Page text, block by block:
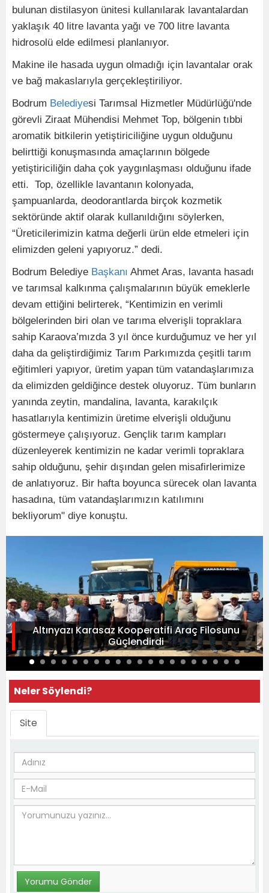
bulunan distilasyon ünitesi kullanılarak lavantalardan
yaklaşık 40 litre lavanta yağı ve 700 litre lavanta
hidrosolü elde edilmesi planlanıyor.
Makine ile hasada uygun olmadığı için lavantalar orak
ve bağ makaslarıyla gerçekleştiriliyor.
Bodrum Belediyesi Tarımsal Hizmetler Müdürlüğü'nde
görevli Ziraat Mühendisi Mehmet Top, bölgenin tıbbi
aromatik bitkilerin yetiştiriciliğine uygun olduğunu
belirttiği konuşmasında amaçlarının bölgede
yetiştiriciliğin daha çok yaygınlaşması olduğunu ifade
etti. Top, özellikle lavantanın kolonyada,
şampuanlarda, deodorantlarda birçok kozmetik
sektöründe aktif olarak kullanıldığını söylerken,
“Üreticilerimizin katma değerli ürün elde etmeleri için
elimizden geleni yapıyoruz.” dedi.
Bodrum Belediye Başkanı Ahmet Aras, lavanta hasadı
ve tarımsal kalkınma çalışmalarının büyük emeklerle
devam ettiğini belirterek, “Kentimizin en verimli
bölgelerinden biri olan ve tarıma elverişli topraklara
sahip Karaova’mızda 3 yıl önce kurduğumuz ve her yıl
daha da geliştirdiğimiz Tarım Parkımızda çeşitli tarım
eğitimleri yapıyor, üretim yapan tüm vatandaşlarımıza
da elimizden geldiğince destek oluyoruz. Tüm bunların
yanında zeytin, mandalina, lavanta, karakılçık
hasatlarıyla kentimizin üretime elverişli olduğunu
göstermeye çalışıyoruz. Gençlik tarım kampları
düzenleyerek kentimizin ne kadar verimli topraklara
sahip olduğunu, şehir dışından gelen misafirlerimize
de anlatıyoruz. Bir hafta boyunca sürecek olan lavanta
hasadına, tüm vatandaşlarımızın katılımını
bekliyorum" diye konuştu.
Altınyazı Karasaz Kooperatifi Araç Filosunu
Güçlendirdi
Neler Söylendi?
Site